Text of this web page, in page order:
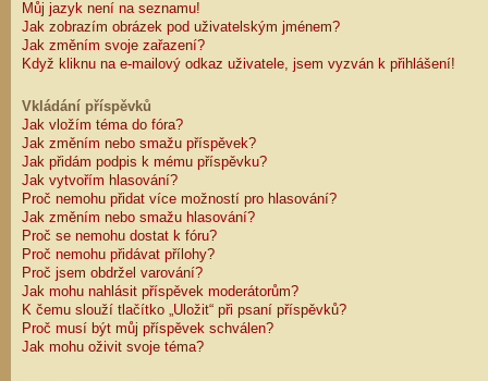
Můj jazyk není na seznamu!
Jak zobrazím obrázek pod uživatelským jménem?
Jak změním svoje zařazení?
Když kliknu na e-mailový odkaz uživatele, jsem vyzván k přihlášení!
Vkládání příspěvků
Jak vložím téma do fóra?
Jak změním nebo smažu příspěvek?
Jak přidám podpis k mému příspěvku?
Jak vytvořím hlasování?
Proč nemohu přidat více možností pro hlasování?
Jak změním nebo smažu hlasování?
Proč se nemohu dostat k fóru?
Proč nemohu přidávat přílohy?
Proč jsem obdržel varování?
Jak mohu nahlásit příspěvek moderátorům?
K čemu slouží tlačítko „Uložit“ při psaní příspěvků?
Proč musí být můj příspěvek schválen?
Jak mohu oživit svoje téma?